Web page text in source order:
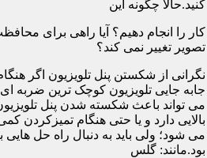
کنید.حالا چگونه این
کار را انجام دهیم؟ آیا راهی برای
تصویر تغییر نمی کند؟
نگرانی از شکستن پنل تلویزیون اگر
جابه جایی تلویزیون کوچک ترین ضربه
می تواند باعث شکسته شدن پنل
بالایی دارد و یا حتی هنگام تمیزکردن
می شود؛ ولی باید به دنبال راه حل
بود.مانند: گلس